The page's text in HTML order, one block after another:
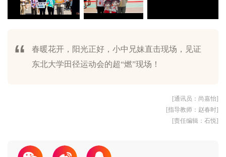
东北大学校长冯夏庭与校园网络通讯站的同学们，共同参与中国大
运动会是青春最美的风景，中国大学生在线与东北大学学子共享美
春暖花开，阳光正好，小中兄妹直击现场，见证
东北大学田径运动会的超“燃”现场！
[通讯员：尚嘉怡]
[指导教师：赵春时]
[责任编辑：石悦]